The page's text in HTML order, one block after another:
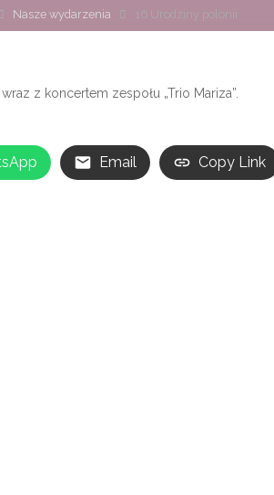
Nasze wydarzenia 16 Urodziny polonii
z koncertem zespołu „Trio Mariza”.
Email Copy Link